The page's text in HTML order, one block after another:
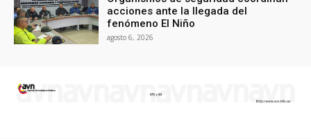
acciones ante la llegada del
fenómeno El Niño
agosto 6, 2026